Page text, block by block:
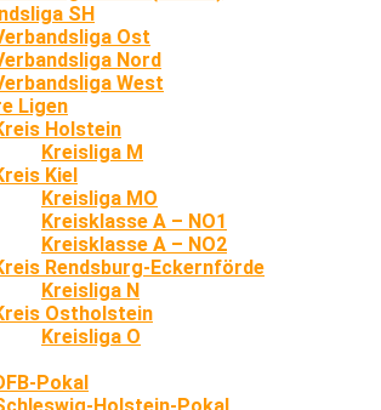
SH
Ost
Nord
West
Ligen
Holstein
Kreisliga M
Kiel
Kreisliga MO
Kreisklasse A – NO1
Kreisklasse A – NO2
Rendsburg-Eckernförde
Kreisliga N
Ostholstein
Kreisliga O
Pokal
Holstein-Pokal